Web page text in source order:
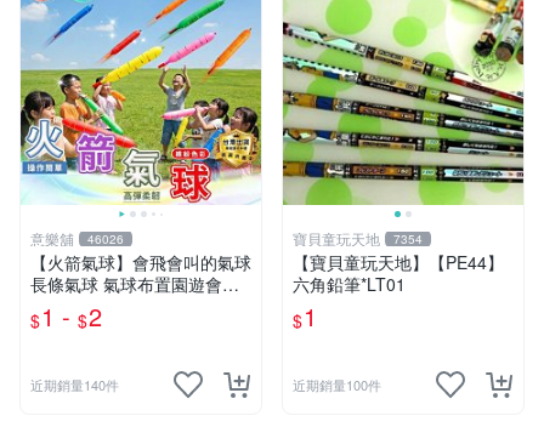
意樂舖 46026
【火箭氣球】會飛會叫的氣球
長條氣球 氣球布置園遊會氣
球 生日派對氣球 彩色氣球☆
意樂鋪☆
$1 - $2
近期銷量140件
寶貝童玩天地 7354
【寶貝童玩天地】【PE44】
六角鉛筆*LT01
$1
近期銷量100件